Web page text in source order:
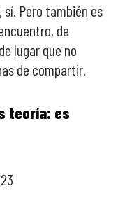
sí. Pero también es
de
lugar que no
de compartir.
teoría: es